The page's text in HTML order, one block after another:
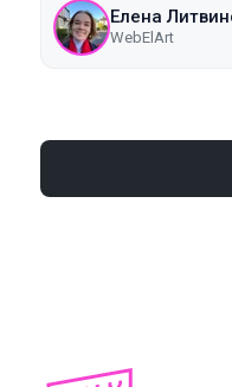
Елена
WebElArt